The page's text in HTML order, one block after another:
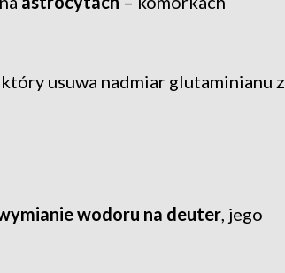
usuwa nadmiar glutaminianu z
wodoru na deuter, jego